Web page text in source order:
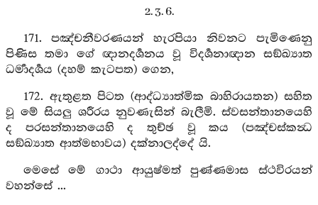
2. 3. 6.
171. පඤ්චනීවරණයන් හැරපියා නිවනට පැමිණෙනු
පිණිස තමා ගේ ඥානදර්‍ශනය වූ විදර්‍ශනාඥාන සඞ්ඛ්‍යාත
ධර්‍මාදර්‍ශය (දහම් කැටපත) ගෙන,
172. ඇතුළත පිටත (ආද්ධ්‍යාත්මික බාහිරායතන) සහිත
වූ මේ සියලු ශරීරය නුවණැසින් බැලීමි. ස්වසන්තානයෙහි
ද පරසන්තානයෙහි ද තුච්ඡ වූ කය (පඤ්චස්කන්‍ධ
සඞ්ඛ්‍යාත ආත්මභාවය) දක්නාලද්දේ යි.
මෙසේ මේ ගාථා ආයුෂ්මත් පුණ්ණමාස ස්ථවිරයන්
වහන්සේ ...